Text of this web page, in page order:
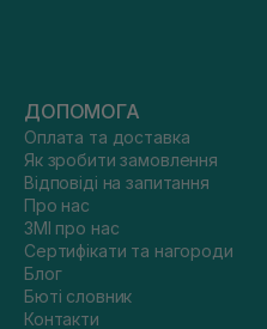
ДОПОМОГА
Оплата та доставка
Як зробити замовлення
Відповіді на запитання
Про нас
ЗМІ про нас
Сертифікати та нагороди
Блог
Бюті словник
Контакти